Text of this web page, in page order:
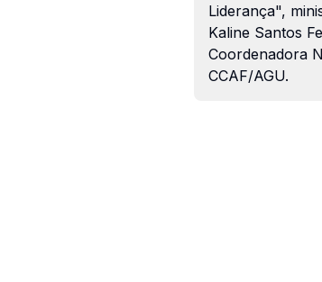
Liderança",
Kaline Santos
Coordenadora
CCAF/AGU.